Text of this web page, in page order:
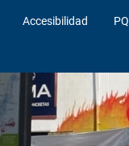
Accesibilidad